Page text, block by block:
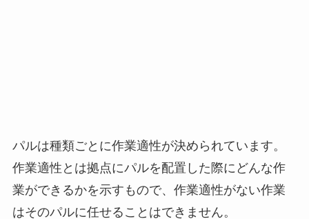
パルは種類ごとに作業適性が決められています。
作業適性とは拠点にパルを配置した際にどんな作
業ができるかを示すもので、作業適性がない作業
はそのパルに任せることはできません。